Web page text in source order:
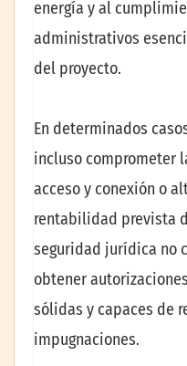
energía y al
administrativos
del proyecto.
En determinados
incluso comprometer
acceso y conexión o
rentabilidad prevista
seguridad jurídica no
obtener
sólidas y capaces de
impugnaciones.